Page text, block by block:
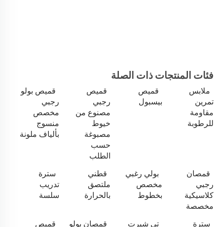
فئات المنتجات ذات الصلة
ملابس
تمرين
مقاومة
للرطوبة
قميص
بيسبول
قميص
رجبي
مصنوع من
خيوط
مصبوغة
حسب
الطلب
قميص بولو
رجبي
مخصص
منسوج
بألياف ملونة
قمصان
رجبي
كلاسيكية
مخصصة
بولي رغبي
مخصص
بخطوط
قطني
ملتصق
بالحرارة
سترة
تدريب
سلسة
سترة
تي شيرت
قمصان بولو
قميص